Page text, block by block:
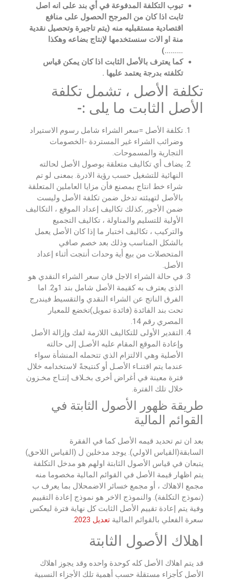
تبوب التكلفة المدفوعة في أي بند على انه اصل
ثابت اذا كان من المرجح الحصول على منافع
اقتصادية مستقبليه منه (يتم تاجيرة وتحصيل نقدية
منة او الات سنستخدمها لإنتاج بضاعه وهكذا
………)
كما يعترف بالأصل الثابت اذا كان يمكن قياس
تكلفته بدرجة يعتمد عليها .
تكلفة الأصل ، تشمل تكلفة
الأصل الثابت ما يلى :-
تكلفة الأصل =سعر الشراء شامل رسوم الاستيراد
وضرائب الشراء غير المستردة -الخصومات
التجارية والمسموحات.
يضاف أي تكاليف متعلقة بوصول الأصل لحالته
النهائية للتشغيل حسب رؤية الادرة. بمعنى لو تم
شراء خط انتاج بمصنع فأن مزايا العاملين المتعلقة
بالأصل لتهيئته تدخل ضمن تكلفة الأصل وليست
ضمن الأجور ,كذلك تكاليف إعداد الموقع ، التكاليف
الأولية للتسليم والمناولة ، تكاليف التجميع
والتركيب ، تكاليف اختبار ما إذا كان الأصل يعمل
بالشكل المناسب وذلك بعد خصم صافي
المتحصلات من بيع أية وحدات أنتجت أثناء إعداد
الأصل.
في حالة الشراء الاجل فان سعر الشراء النقدي هو
الذى يعترف به كقيمة الأصل شامل بند 1و2. اما
الفرق الناتج عن الشراء النقدي والتقسيط فيندرج
تحت بند الفائدة (فائدة تمويل)تخضع للمعيار
المصري رقم 14.
التقدير الأولى للتكاليف اللازمة لفك وإزالة الأصل
وإعادة الموقع المقام عليه الأصـل إلى حالته
الأصلية وهي الالتزام الذي تتحمله المنشأة سواء
عندما يتم اقتنـاء الأصـل أو كنتيجةً لاستخدامه خلال
فترة معينة في أغراض أخرى بخـلاف إنتـاج مخـزون
خلال تلك الفترة.
طريقة ظهور الأصول الثابتة في
القوائم المالية
بعد ان تم تحديد قيمه الأصل كما في الفقرة
السابقة(القياس الاولي). يوجد مدخلين ل (القياس اللاحق)
يتبعان في قياس الأصول الثابتة اولهم هو مدخل التكلفة
يتم اظهار قيمة الأصل في القوائم المالية مخصوما منه
مجمع الاهلاك ، أو مجمع خسائر الاضمحلال بما يعرف ب
(نموذج التكلفة). والنموذج الاخر هو نموذج إعادة التقييم
وفية يتم إعادة تقييم الأصل الثابت كل نهاية فترة ليعكس
سعرة الفعلي بالقوائم المالية تعديل 2023 .
اهلاك الأصول الثابتة
قد يتم اهلاك الأصل كله كوحدة واحده وقد يجوز اهلاك
الأصل كأجزاء مستقلة حسب أهمية تلك الأجزاء النسبية